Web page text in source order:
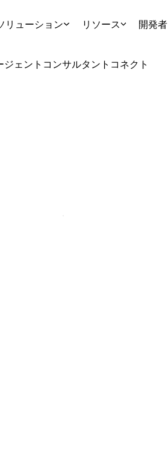
リューション リソース 開発者
ジェント コンサルタント コネクト